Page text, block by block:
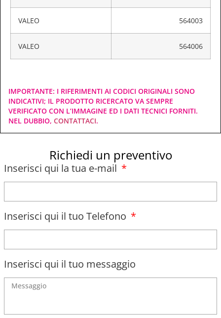
VALEO 564003
VALEO 564006
IMPORTANTE: I RIFERIMENTI AI CODICI ORIGINALI SONO
INDICATIVI; IL PRODOTTO RICERCATO VA SEMPRE
VERIFICATO CON L’IMMAGINE ED I DATI TECNICI FORNITI.
NEL DUBBIO, CONTATTACI.
Richiedi un preventivo
Inserisci qui la tua e-mail
Inserisci qui il tuo Telefono
Inserisci qui il tuo messaggio